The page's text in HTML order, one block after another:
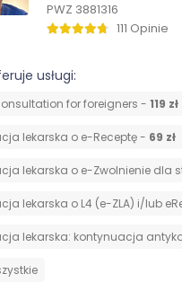
PWZ 3881316
111 Opinie
usługi:
for foreigners - 119 zł
lekarska o e-Receptę - 69 zł
lekarska o e-Zwolnienie dla
lekarska o L4 (e-ZLA) i/lub
lekarska: kontynuacja